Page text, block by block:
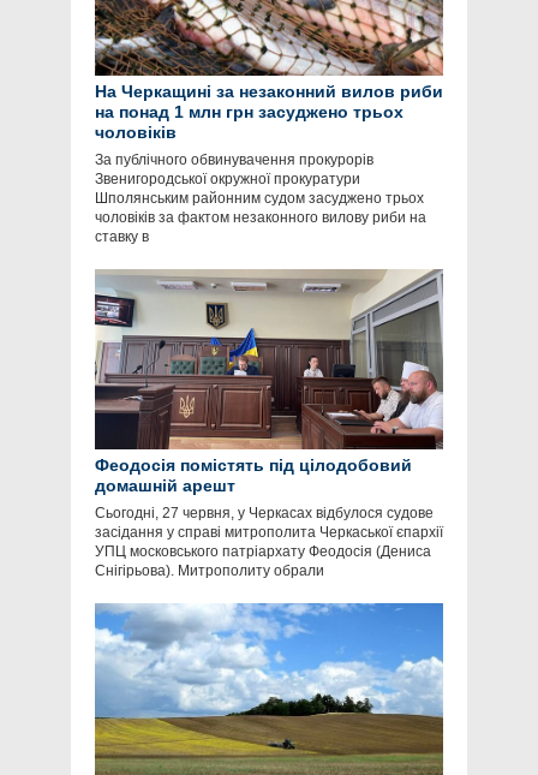
На Черкащині за незаконний вилов риби
на понад 1 млн грн засуджено трьох
чоловіків
За публічного обвинувачення прокурорів
Звенигородської окружної прокуратури
Шполянським районним судом засуджено трьох
чоловіків за фактом незаконного вилову риби на
ставку в
Феодосія помістять під цілодобовий
домашній арешт
Сьогодні, 27 червня, у Черкасах відбулося судове
засідання у справі митрополита Черкаської єпархії
УПЦ московського патріархату Феодосія (Дениса
Снігірьова). Митрополиту обрали